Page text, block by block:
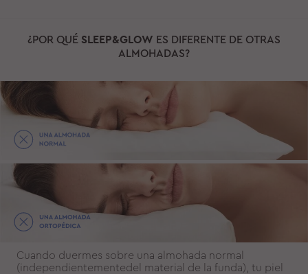
¿POR QUÉ SLEEP&GLOW ES DIFERENTE DE OTRAS
ALMOHADAS?
Cuando duermes sobre una almohada normal
(independientementedel material de la funda), tu piel